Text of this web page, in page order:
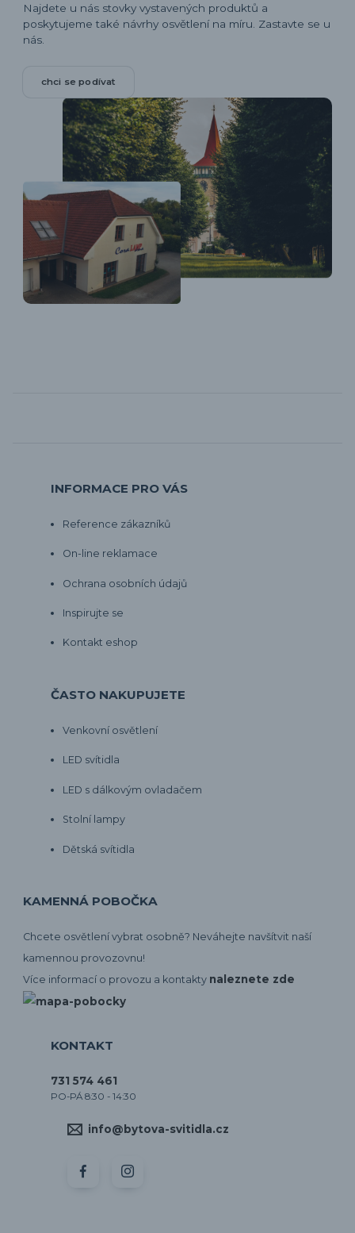
Najdete u nás stovky vystavených produktů a
poskytujeme také návrhy osvětlení na míru. Zastavte se u
nás.
chci se podívat
INFORMACE PRO VÁS
Reference zákazníků
On-line reklamace
Ochrana osobních údajů
Inspirujte se
Kontakt eshop
ČASTO NAKUPUJETE
Venkovní osvětlení
LED svítidla
LED s dálkovým ovladačem
Stolní lampy
Dětská svítidla
KAMENNÁ POBOČKA
Chcete osvětlení vybrat osobně? Neváhejte navšítvit naší
kamennou provozovnu!
Více informací o provozu a kontakty naleznete zde
KONTAKT
731 574 461
PO-PÁ 8:30 - 14:30
info@bytova-svitidla.cz